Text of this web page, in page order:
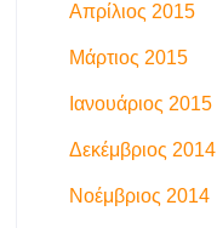
Απρίλιος 2015
Μάρτιος 2015
Ιανουάριος 2015
Δεκέμβριος 2014
Νοέμβριος 2014